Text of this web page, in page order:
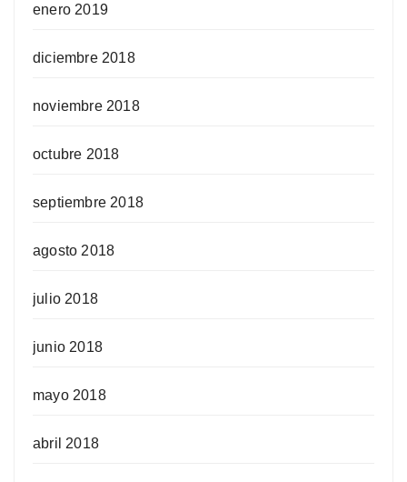
enero 2019
diciembre 2018
noviembre 2018
octubre 2018
septiembre 2018
agosto 2018
julio 2018
junio 2018
mayo 2018
abril 2018